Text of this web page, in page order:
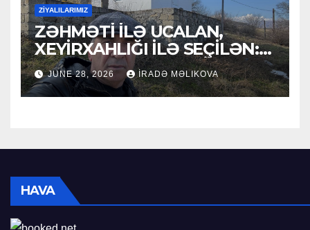
ZİYALILARIMIZ
ZƏHMƏTİ İLƏ UCALAN,
XEYİRXAHLIĞI İLƏ SEÇİLƏN:
HACI RAMAZAN QULİYEV
JUNE 28, 2026 İRADƏ MƏLIKOVA
HAVA